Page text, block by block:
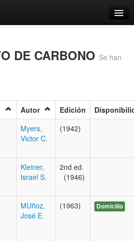
DE CARBONO Se han
Autor Edición
Myers,
Victor C.
(1942)
Kleiner,
Israel S.
2nd ed.
(1946)
MUñoz,
José E.
(1963) Domicilio